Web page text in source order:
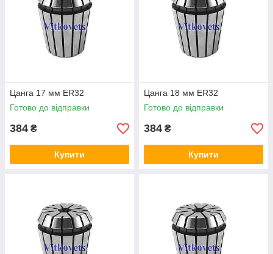
Цанга 17 мм ER32
Готово до відправки
384 ₴
Купити
Цанга 18 мм ER32
Готово до відправки
384 ₴
Купити